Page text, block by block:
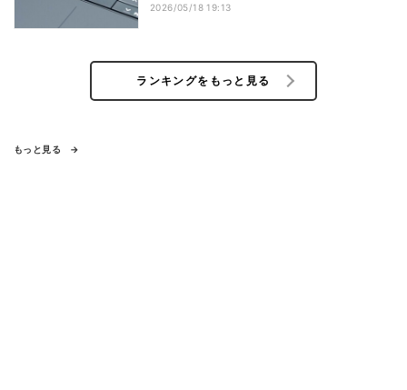
2026/05/18 19:13
ランキングをもっと見る
もっと見る